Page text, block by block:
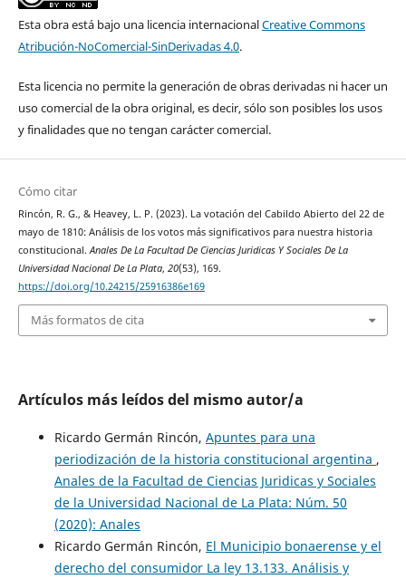
Esta obra está bajo una licencia internacionalCreative Commons
Atribución-NoComercial-SinDerivadas 4.0.
Esta licencia no permite la generación de obras derivadas ni hacer un
uso comercial de la obra original, es decir, sólo son posibles los usos
y finalidades que no tengan carácter comercial.
Cómo citar
Rincón, R. G., & Heavey, L. P. (2023). La votación del Cabildo Abierto del 22 de
mayo de 1810: Análisis de los votos más significativos para nuestra historia
constitucional. Anales De La Facultad De Ciencias Juridicas Y Sociales De La
Universidad Nacional De La Plata, 20(53), 169.
https://doi.org/10.24215/25916386e169
Más formatos de cita
Artículos más leídos del mismo autor/a
Ricardo Germán Rincón, Apuntes para una
periodización de la historia constitucional argentina ,
Anales de la Facultad de Ciencias Juridicas y Sociales
de la Universidad Nacional de La Plata: Núm. 50
(2020): Anales
Ricardo Germán Rincón, El Municipio bonaerense y el
derecho del consumidor La ley 13.133. Análisis y